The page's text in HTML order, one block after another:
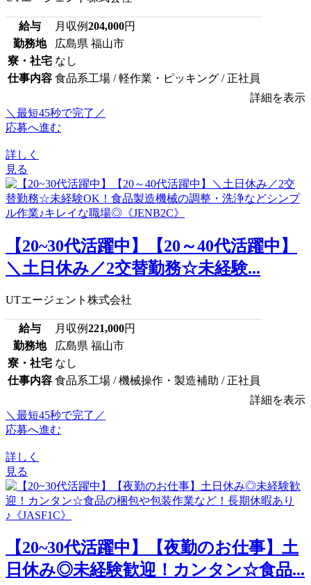
給与 月収例204,000円
勤務地
広島県 福山市
寮・社宅 なし
仕事内容 食品系工場 / 軽作業・ピッキング / 正社員
詳細を表示
＼最短45秒で完了／
応募へ進む
詳しく
見る
【20~30代活躍中】【20～40代活躍中】
＼土日休み／2交替勤務☆未経験...
UTエージェント株式会社
給与 月収例221,000円
勤務地
広島県 福山市
寮・社宅 なし
仕事内容 食品系工場 / 機械操作・製造補助 / 正社員
詳細を表示
＼最短45秒で完了／
応募へ進む
詳しく
見る
【20~30代活躍中】【夜勤のお仕事】土
日休み◎未経験歓迎！カンタン☆食品...